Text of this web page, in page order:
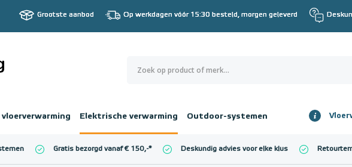
Grootste aanbod Op werkdagen vóór 15:30 besteld, morgen geleverd
Elektrische verwarming Outdoor-systemen
€ 0,00
Gratis bezorgd vanaf € 150,-* Deskundig advies voor elke klus